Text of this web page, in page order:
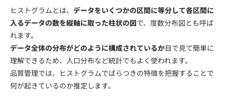
ヒストグラムとは、 データをいくつかの区間に等分して各区間に
入るデータの数を縦軸に取った柱状の図で、度数分布図とも呼ば
れます。
データ全体の分布がどのように構成されているか目で見て簡単に
理解できるため、人口分布など統計でもよく使われます。
品質管理では、ヒストグラムでばらつきの特徴を把握することで
何が起きているのか推定します。